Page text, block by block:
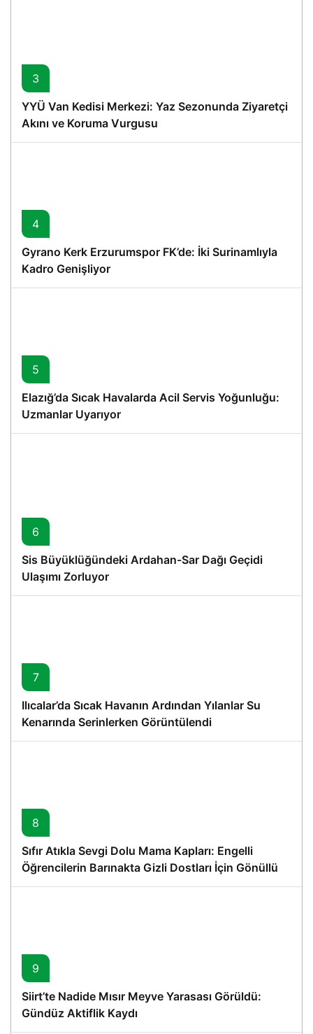
3
YYÜ Van Kedisi Merkezi: Yaz Sezonunda Ziyaretçi
Akını ve Koruma Vurgusu
4
Gyrano Kerk Erzurumspor FK’de: İki Surinamlıyla
Kadro Genişliyor
5
Elazığ’da Sıcak Havalarda Acil Servis Yoğunluğu:
Uzmanlar Uyarıyor
6
Sis Büyüklüğündeki Ardahan-Sar Dağı Geçidi
Ulaşımı Zorluyor
7
Ilıcalar’da Sıcak Havanın Ardından Yılanlar Su
Kenarında Serinlerken Görüntülendi
8
Sıfır Atıkla Sevgi Dolu Mama Kapları: Engelli
Öğrencilerin Barınakta Gizli Dostları İçin Gönüllü
Proje
9
Siirt’te Nadide Mısır Meyve Yarasası Görüldü:
Gündüz Aktiflik Kaydı